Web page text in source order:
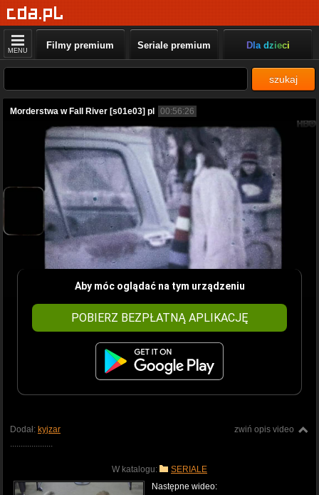
MENU Filmy premium Seriale premium Dla dzieci
szukaj
Morderstwa w Fall River [s01e03] pl 00:56:26
Aby móc oglądać na tym urządzeniu
POBIERZ BEZPŁATNĄ APLIKACJĘ
zwiń opis video
Dodał: kyjzar
W katalogu: SERIALE
Następne wideo: